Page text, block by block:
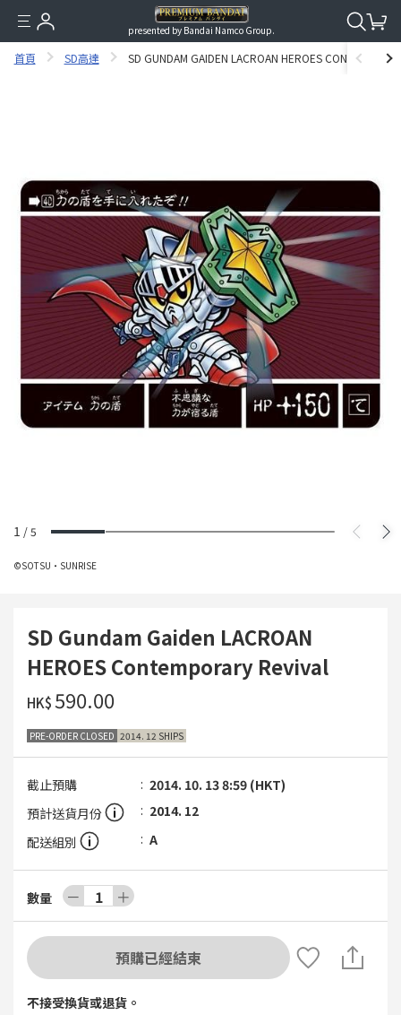
presented by Bandai Namco Group.
首頁 SD高達 SD GUNDAM GAIDEN LACROAN HEROES
1 /5
©SOTSU・SUNRISE
SD Gundam Gaiden LACROAN
HEROES Contemporary Revival
HK$‌590.00
PRE-ORDER CLOSED 2014. 12 SHIPS
截止預購
2014. 10. 13 8:59 (HKT)
預計送貨月份
2014. 12
配送組別
A
數量 － 1 ＋
預購已經結束
不接受換貨或退貨。